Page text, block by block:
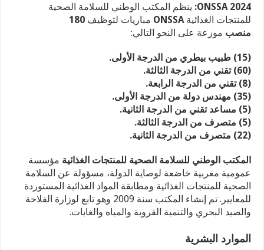
2024 ONSSA:
ينظم المكتب الوطني للسلامة الصحية
للمنتجات الغذائيةONSSA مباريات لتوظيف180
منصب موزعة على النحو التالي:
(15) طبيب بيطري من الدرجة الأولى.
(60) تقني من الدرجة الثالثة.
(8) تقني من الدرجة الرابعة.
(35) مهندس دولة من الدرجة الأولى.
(5) مساعد تقني من الدرجة الثانية.
(5) متصرف من الدرجة الثالثة.
(22) متصرف من الدرجة الثانية.
المكتب الوطني للسلامة الصحية للمنتجات الغذائية مؤسسة
عمومية مغربية خاضعة لوصاية الدولة، مسؤولة عن السلامة
الصحية للمنتجات الغذائية ومطابقة المواد الغذائية المستوردة
للمعايير. تم إنشاء المكتب سنة 2009 وهو تابع لوزارة الفلاحة
والصيد البحري والتنمية القروية والمياه والغابات.
الموارد البشرية